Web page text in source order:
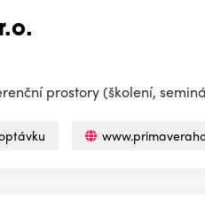
prostory (školení,